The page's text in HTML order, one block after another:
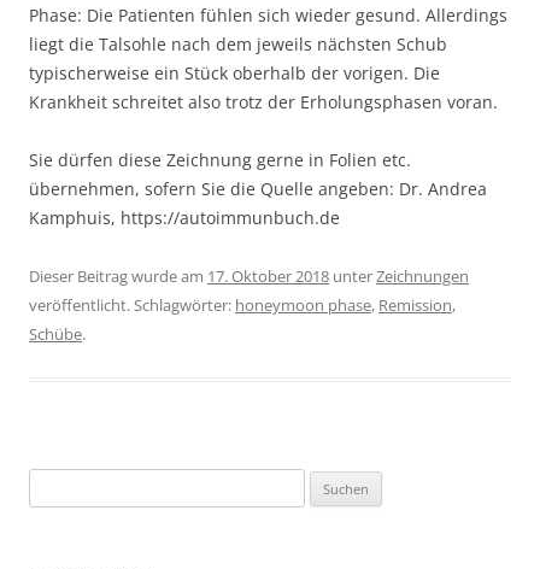
Phase: Die Patienten fühlen sich wieder gesund. Allerdings
liegt die Talsohle nach dem jeweils nächsten Schub
typischerweise ein Stück oberhalb der vorigen. Die
Krankheit schreitet also trotz der Erholungsphasen voran.
Sie dürfen diese Zeichnung gerne in Folien etc.
übernehmen, sofern Sie die Quelle angeben: Dr. Andrea
Kamphuis, https://autoimmunbuch.de
Dieser Beitrag wurde am 17. Oktober 2018 unterZeichnungen
veröffentlicht. Schlagwörter: honeymoon phase, Remission,
Schübe.
nach: